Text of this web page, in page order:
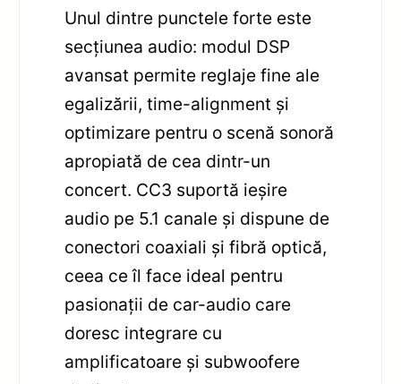
Unul dintre punctele forte este
secțiunea audio: modul DSP
avansat permite reglaje fine ale
egalizării, time-alignment și
optimizare pentru o scenă sonoră
apropiată de cea dintr-un
concert. CC3 suportă ieșire
audio pe 5.1 canale și dispune de
conectori coaxiali și fibră optică,
ceea ce îl face ideal pentru
pasionații de car-audio care
doresc integrare cu
amplificatoare și subwoofere